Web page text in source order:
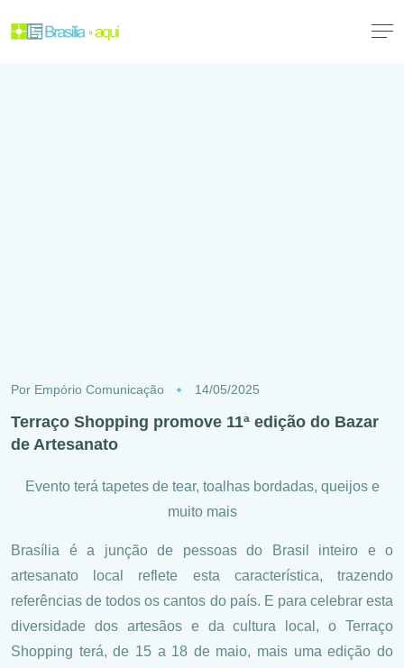
Por Empório Comunicação 14/05/2025
Terraço Shopping promove 11ª edição do Bazar
de Artesanato
Evento terá tapetes de tear, toalhas bordadas, queijos e
muito mais
Brasília é a junção de pessoas do Brasil inteiro e o
artesanato local reflete esta característica, trazendo
referências de todos os cantos do país. E para celebrar esta
diversidade dos artesãos e da cultura local, o Terraço
Shopping terá, de 15 a 18 de maio, mais uma edição do